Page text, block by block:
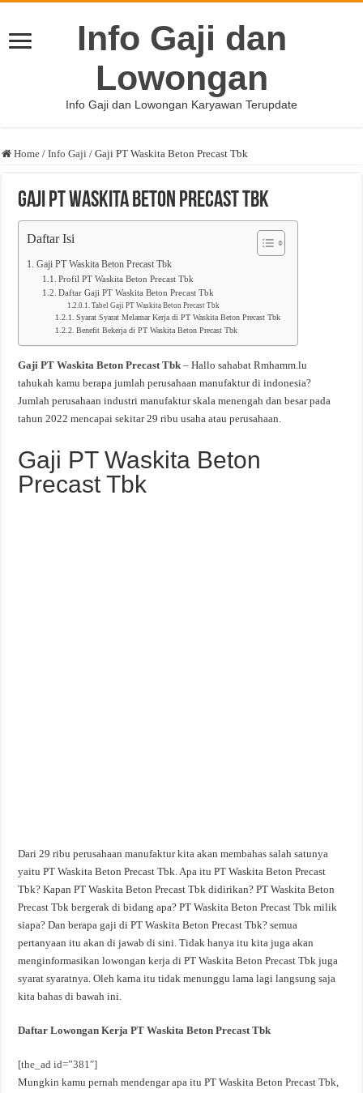
Info Gaji dan
Lowongan
Info Gaji dan Lowongan Karyawan Terupdate
Home / Info Gaji / Gaji PT Waskita Beton Precast Tbk
Gaji PT Waskita Beton Precast Tbk
Daftar Isi
Gaji PT Waskita Beton Precast Tbk
Profil PT Waskita Beton Precast Tbk
Daftar Gaji PT Waskita Beton Precast Tbk
Tabel Gaji PT Waskita Beton Precast Tbk
Syarat Syarat Melamar Kerja di PT Waskita Beton Precast Tbk
Benefit Bekerja di PT Waskita Beton Precast Tbk
Gaji PT Waskita Beton Precast Tbk – Hallo sahabat Rmhamm.lu
tahukah kamu berapa jumlah perusahaan manufaktur di indonesia?
Jumlah perusahaan industri manufaktur skala menengah dan besar pada
tahun 2022 mencapai sekitar 29 ribu usaha atau perusahaan.
Gaji PT Waskita Beton
Precast Tbk
Dari 29 ribu perusahaan manufaktur kita akan membahas salah satunya
yaitu PT Waskita Beton Precast Tbk. Apa itu PT Waskita Beton Precast
Tbk? Kapan PT Waskita Beton Precast Tbk didirikan? PT Waskita Beton
Precast Tbk bergerak di bidang apa? PT Waskita Beton Precast Tbk milik
siapa? Dan berapa gaji di PT Waskita Beton Precast Tbk? semua
pertanyaan itu akan di jawab di sini. Tidak hanya itu kita juga akan
menginformasikan lowongan kerja di PT Waskita Beton Precast Tbk juga
syarat syaratnya. Oleh karna itu tidak menunggu lama lagi langsung saja
kita bahas di bawah ini.
Daftar Lowongan Kerja PT Waskita Beton Precast Tbk
[the_ad id=”381″]
Mungkin kamu pernah mendengar apa itu PT Waskita Beton Precast Tbk,